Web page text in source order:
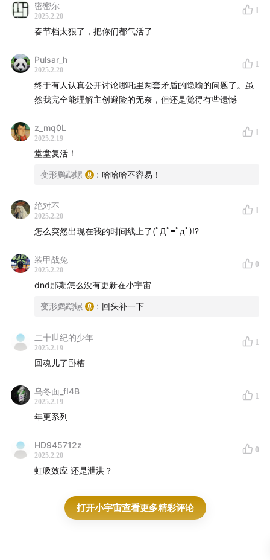
密密尔
2025.2.20
1
春节档太狠了，把你们都气活了
Pulsar_h
2025.2.20
1
终于有人认真公开讨论哪吒里两套矛盾的隐喻的问题了。虽
然我完全能理解主创避险的无奈，但还是觉得有些遗憾
z_mq0L
2025.2.19
1
堂堂复活！
变形鹦鹉螺 : 哈哈哈不容易！
绝对不
2025.2.20
1
怎么突然出现在我的时间线上了(ﾟДﾟ≡ﾟдﾟ)!?
装甲战兔
2025.2.20
0
dnd那期怎么没有更新在小宇宙
变形鹦鹉螺 : 回头补一下
二十世纪的少年
2025.2.19
1
回魂儿了卧槽
乌冬面_fI4B
2025.2.19
1
年更系列
HD945712z
2025.2.20
0
虹吸效应 还是泄洪？
打开小宇宙查看更多精彩评论